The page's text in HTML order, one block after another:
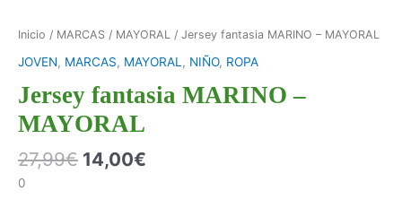
Inicio / MARCAS / MAYORAL / Jersey fantasia MARINO – MAYORAL
JOVEN, MARCAS, MAYORAL , NIÑO, ROPA
Jersey fantasia MARINO –
MAYORAL
27,99€ 14,00€
0